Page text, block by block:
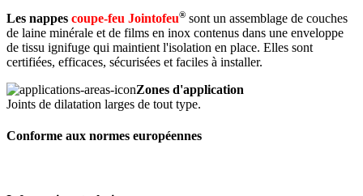
Les nappes coupe-feu Jointofeu® sont un assemblage de couches
de laine minérale et de films en inox contenus dans une enveloppe
de tissu ignifuge qui maintient l'isolation en place. Elles sont
certifiées, efficaces, sécurisées et faciles à installer.
Zones d'application
Joints de dilatation larges de tout type.
Conforme aux normes européennes